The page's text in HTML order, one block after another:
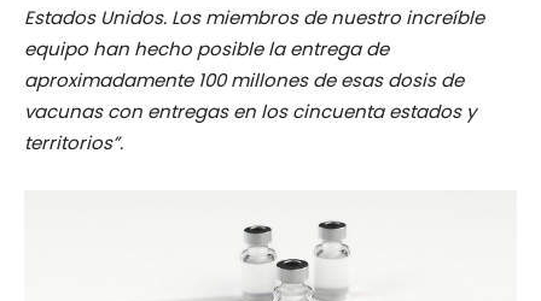
Estados Unidos. Los miembros de nuestro increíble
equipo han hecho posible la entrega de
aproximadamente 100 millones de esas dosis de
vacunas con entregas en los cincuenta estados y
territorios”.